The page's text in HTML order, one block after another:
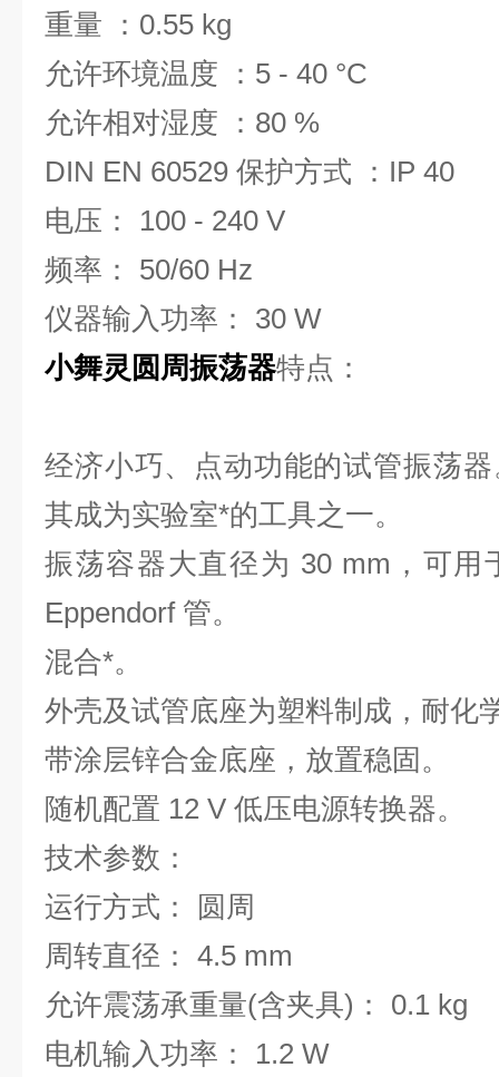
重量 ：0.55 kg
允许环境温度 ：5 - 40 °C
允许相对湿度 ：80 %
DIN EN 60529 保护方式 ：IP 40
电压： 100 - 240 V
频率： 50/60 Hz
仪器输入功率： 30 W
小舞灵圆周振荡器特点：
经济小巧、点动功能的试管振荡
其成为实验室*的工具之一。
振荡容器大直径为 30 mm，可用
Eppendorf 管。
混合*。
外壳及试管底座为塑料制成，耐化
带涂层锌合金底座，放置稳固。
随机配置 12 V 低压电源转换器。
技术参数：
运行方式： 圆周
周转直径： 4.5 mm
允许震荡承重量(含夹具)： 0.1 kg
电机输入功率： 1.2 W